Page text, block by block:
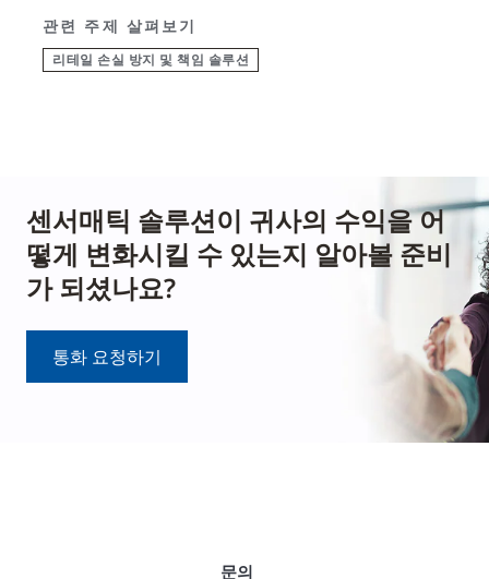
관련 주제 살펴보기
리테일 손실 방지 및 책임 솔루션
센서매틱 솔루션이 귀사의 수익을 어
떻게 변화시킬 수 있는지 알아볼 준비
가 되셨나요?
통화 요청하기
문의